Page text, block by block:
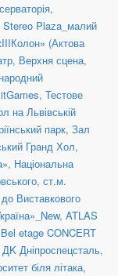
,
Stereo Plaza_малий
(Актова
Верхня сцена,
, Тестове
на Львівській
парк, Зал
Гранд Хол,
, Національна
, ст.м.
Виставкового
, ATLAS
Bel etage CONCERT
ДK Дніпроспецсталь,
біля літака,